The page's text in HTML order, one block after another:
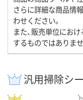
さらに詳細な商品情
わせください。
また、販売単位にお
するものではありま
汎用掃除シ